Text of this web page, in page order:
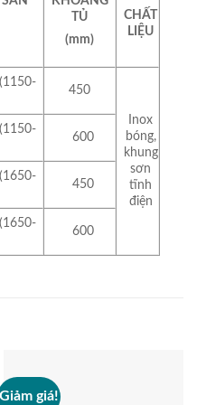
TỦ
(mm)
CHẤT
LIỆU
450
Inox
bóng,
khung
sơn
tĩnh
điện
600
450
600
Giảm giá!